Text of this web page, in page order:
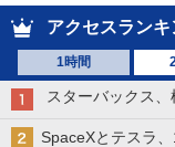
アクセスランキ
1時間
スターバックス
SpaceXとテスラ